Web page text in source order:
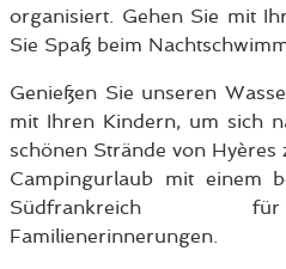
organisiert. Gehen Sie mit
Sie Spaß beim
Genießen Sie unseren
mit Ihren Kindern, um sich
schönen Strände von Hyères
Campingurlaub mit einem
Südfrankreich
Familienerinnerungen.